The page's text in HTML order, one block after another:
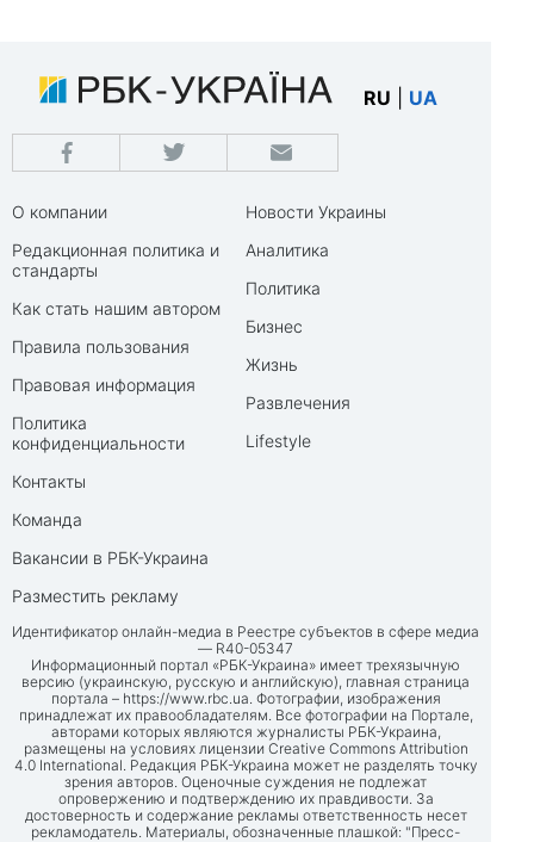
RU UA
О компании
Редакционная политика и
стандарты
Как стать нашим автором
Правила пользования
Правовая информация
Политика
конфиденциальности
Контакты
Команда
Вакансии в РБК-Украина
Разместить рекламу
Новости Украины
Аналитика
Политика
Бизнес
Жизнь
Развлечения
Lifestyle
Идентификатор онлайн-медиа в Реестре субъектов в сфере медиа
— R40-05347
Информационный портал «РБК-Украина» имеет трехязычную
версию (украинскую, русскую и английскую), главная страница
портала – https://www.rbc.ua. Фотографии, изображения
принадлежат их правообладателям. Все фотографии на Портале,
авторами которых являются журналисты РБК-Украина,
размещены на условиях лицензии Creative Commons Attribution
4.0 International. Редакция РБК-Украина может не разделять точку
зрения авторов. Оценочные суждения не подлежат
опровержению и подтверждению их правдивости. За
достоверность и содержание рекламы ответственность несет
рекламодатель. Материалы, обозначенные плашкой: "Пресс-